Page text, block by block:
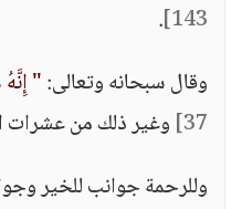
143]
.
وقال سبحانه وتعالى:"
37] وغير ذلك من عشرات
وللرحمة جوانب للخير